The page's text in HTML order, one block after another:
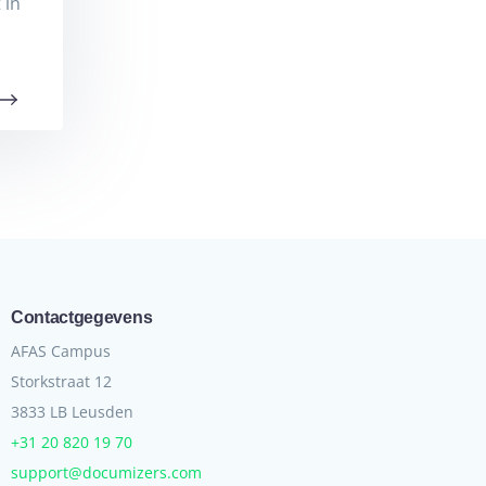
Contactgegevens
AFAS Campus
Storkstraat 12
3833 LB Leusden
+31 20 820 19 70
support@documizers.com